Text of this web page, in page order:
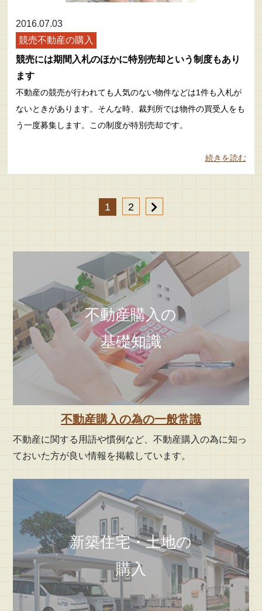
2016.07.03
競売不動産の購入
競売には期間入札のほかに特別売却という制度もあり
ます
不動産の競売が行われても人気のない物件などは1件も入札が
ないときがあります。そんな時、裁判所では物件の買受人をも
う一度募集します。この制度が特別売却です。
続きを読む
1 2
不動産購入の
基礎知識
不動産購入の為の一般常識
不動産に関する用語や慣例など、不動産購入の為に知っ
ておいた方が良い情報を掲載しています。
新築住宅・土地の
購入